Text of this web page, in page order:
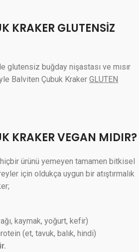
KRAKER GLUTENSİZ
glutensiz buğday nişastası ve mısır
Balviten Çubuk Kraker GLUTEN
KRAKER VEGAN MIDIR?
ürünü yemeyen tamamen bitkisel
için oldukça uygun bir atıştırmalık
kaymak, yoğurt, kefir)
(et, tavuk, balık, hindi)